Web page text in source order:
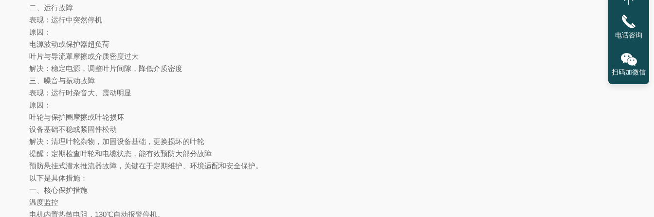
二、运行故障
表现 ‌：运行中突然停机
原因 ‌：
电源波动或保护器超负荷
叶片与导流罩摩擦或介质密度过大
解决 ‌：稳定电源，调整叶片间隙，降低介质密度
三、噪音与振动故障
表现 ‌：运行时杂音大、震动明显
原因 ‌：
叶轮与保护圈摩擦或叶轮损坏
设备基础不稳或紧固件松动
解决 ‌：清理叶轮杂物，加固设备基础，更换损坏的叶轮
提醒：定期检查叶轮和电缆状态，能有效预防大部分故障
预防悬挂式潜水推流器故障，关键在于‌定期维护、环境适配和安全保护‌。
以下是具体措施：
一、核心保护措施
温度监控
电机内置热敏电阻， 130℃自动报警停机。
电话咨询
扫码加微信